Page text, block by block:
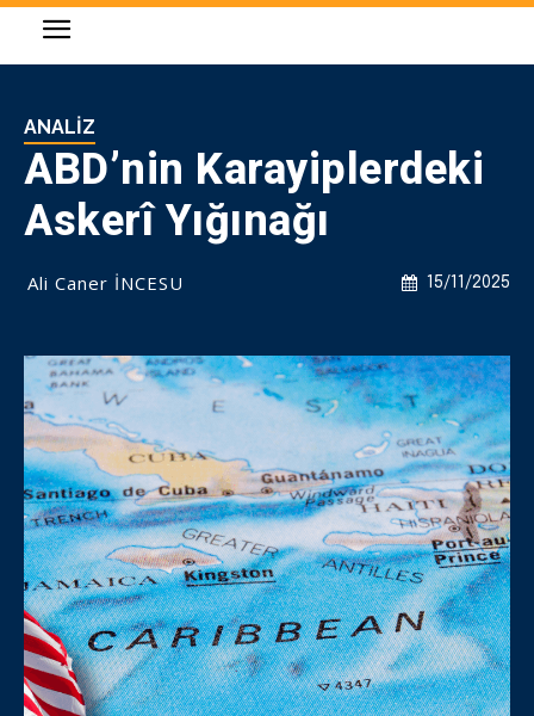
ANALIZ
ABD’nin Karayiplerdeki
Askerî Yığınağı
15/11/2025
Ali Caner İNCESU